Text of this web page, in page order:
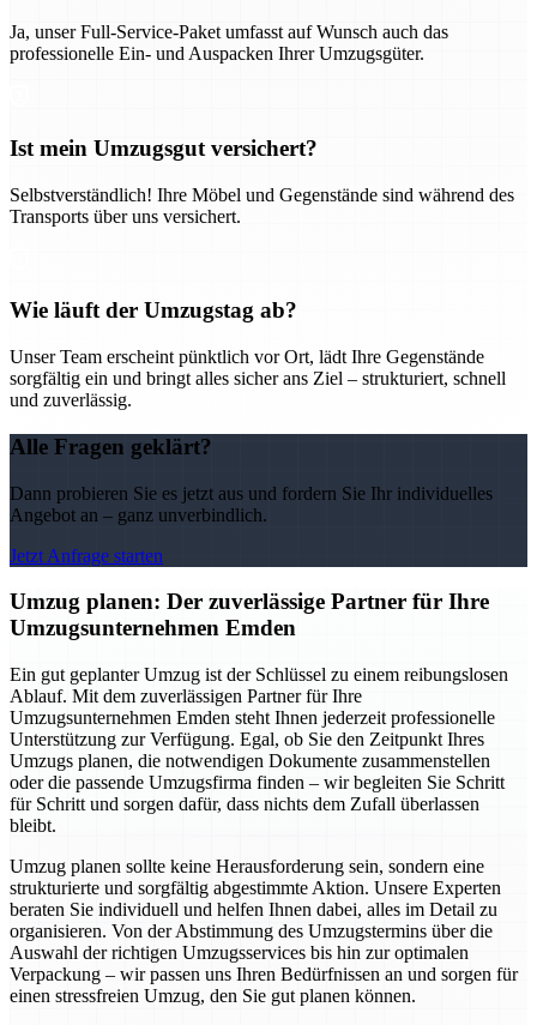
Ja, unser Full-Service-Paket umfasst auf Wunsch auch das
professionelle Ein- und Auspacken Ihrer Umzugsgüter.
Ist mein Umzugsgut versichert?
Selbstverständlich! Ihre Möbel und Gegenstände sind während des
Transports über uns versichert.
Wie läuft der Umzugstag ab?
Unser Team erscheint pünktlich vor Ort, lädt Ihre Gegenstände
sorgfältig ein und bringt alles sicher ans Ziel – strukturiert, schnell
und zuverlässig.
Alle Fragen geklärt?
Dann probieren Sie es jetzt aus und fordern Sie Ihr individuelles
Angebot an – ganz unverbindlich.
Jetzt Anfrage starten
Umzug planen: Der zuverlässige Partner für Ihre
Umzugsunternehmen Emden
Ein gut geplanter Umzug ist der Schlüssel zu einem reibungslosen
Ablauf. Mit dem zuverlässigen Partner für Ihre
Umzugsunternehmen Emden steht Ihnen jederzeit professionelle
Unterstützung zur Verfügung. Egal, ob Sie den Zeitpunkt Ihres
Umzugs planen, die notwendigen Dokumente zusammenstellen
oder die passende Umzugsfirma finden – wir begleiten Sie Schritt
für Schritt und sorgen dafür, dass nichts dem Zufall überlassen
bleibt.
Umzug planen sollte keine Herausforderung sein, sondern eine
strukturierte und sorgfältig abgestimmte Aktion. Unsere Experten
beraten Sie individuell und helfen Ihnen dabei, alles im Detail zu
organisieren. Von der Abstimmung des Umzugstermins über die
Auswahl der richtigen Umzugsservices bis hin zur optimalen
Verpackung – wir passen uns Ihren Bedürfnissen an und sorgen für
einen stressfreien Umzug, den Sie gut planen können.